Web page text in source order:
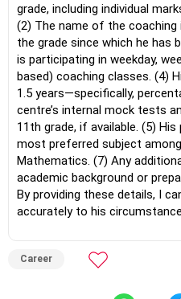
grade, including individual
(2) The name of the
the grade since which he has
is participating in weekday,
based) coaching classes. (4)
1.5 years—specifically,
centre’s internal mock tests
11th grade, if available. (5)
most preferred subject
Mathematics. (7) Any
academic background or
By providing these details, I
accurately to his
Career